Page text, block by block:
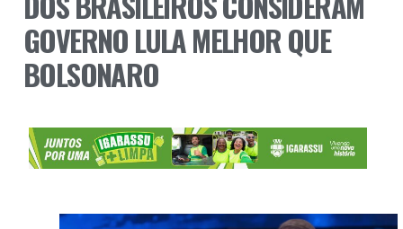
GOVERNO LULA MELHOR QUE
BOLSONARO